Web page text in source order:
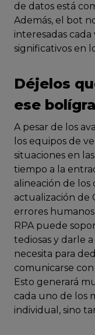
de datos está
Además, el bot
interesadas
significativos en
Déjelos
ese
A pesar de los
los equipos de
situaciones en
tiempo a la
alineación de los
actualización de
errores
RPA puede
tediosas y darle
necesita para
comunicarse
Esto generará
cada uno de los
individual, sino